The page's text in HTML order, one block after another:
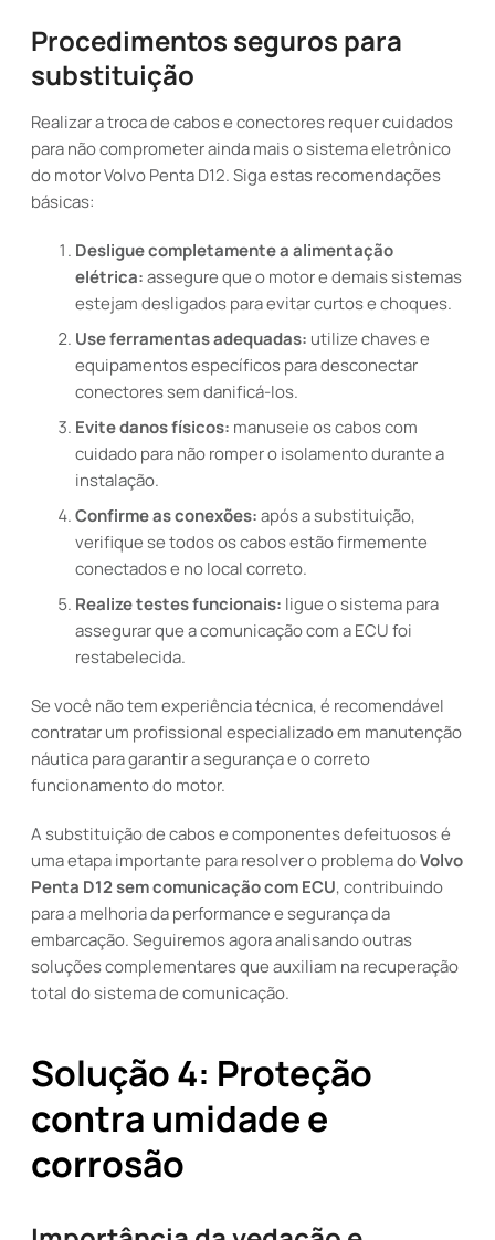
Procedimentos seguros para
substituição
Realizar a troca de cabos e conectores requer cuidados
para não comprometer ainda mais o sistema eletrônico
do motor Volvo Penta D12. Siga estas recomendações
básicas:
Desligue completamente a alimentação
elétrica:assegure que o motor e demais sistemas
estejam desligados para evitar curtos e choques.
Use ferramentas adequadas: utilize chaves e
equipamentos específicos para desconectar
conectores sem danificá-los.
Evite danos físicos: manuseie os cabos com
cuidado para não romper o isolamento durante a
instalação.
Confirme as conexões:após a substituição,
verifique se todos os cabos estão firmemente
conectados e no local correto.
Realize testes funcionais: ligue o sistema para
assegurar que a comunicação com a ECU foi
restabelecida.
Se você não tem experiência técnica, é recomendável
contratar um profissional especializado em manutenção
náutica para garantir a segurança e o correto
funcionamento do motor.
A substituição de cabos e componentes defeituosos é
uma etapa importante para resolver o problema doVolvo
Penta D12 sem comunicação com ECU, contribuindo
para a melhoria da performance e segurança da
embarcação. Seguiremos agora analisando outras
soluções complementares que auxiliam na recuperação
total do sistema de comunicação.
Solução 4: Proteção
contra umidade e
corrosão